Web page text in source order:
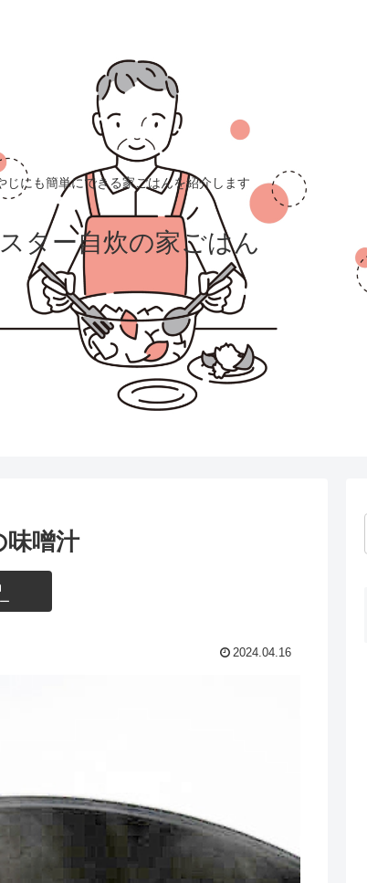
じにも簡単にできる家ごはんを紹介します
ター自炊の家ごはん
味噌汁
2024.04.16